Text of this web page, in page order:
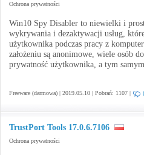
Ochrona prywatności
Win10 Spy Disabler to niewielki i
wykrywania i dezaktywacji usług,
użytkownika podczas pracy z
założeniu są anonimowe, wiele osób
prywatność użytkownika, a tym
Freeware (darmowa) | 2019.05.10 | Pobrań: 1107 |
TrustPort Tools 17.0.6.7106
Ochrona prywatności